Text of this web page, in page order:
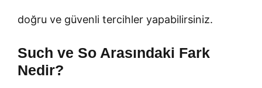
doğru ve güvenli tercihler yapabilirsiniz.
Such ve So Arasındaki Fark
Nedir?